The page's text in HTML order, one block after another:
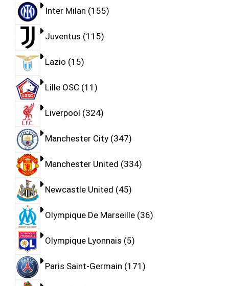
Inter Milan 155
Juventus 115
Lazio 15
Lille OSC 11
Liverpool 324
Manchester City 347
Manchester United 334
Newcastle United 45
Olympique De Marseille 36
Olympique Lyonnais 5
Paris Saint-Germain 171